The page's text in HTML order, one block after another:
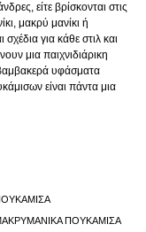
είτε βρίσκονται στις
μακρύ μανίκι ή
για κάθε στιλ και
μια παιχνιδιάρικη
υφάσματα
είναι πάντα μια
ΠΟΥΚΆΜΙΣΑ